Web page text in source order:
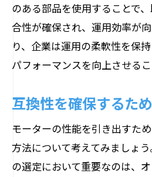
のある部品を使用することで
合性が確保され、運用効率が
り、企業は運用の柔軟性を保
パフォーマンスを向上させるこ
互換性を確保するた
モーターの性能を引き出すた
方法について考えてみましょ
の選定において重要なのは、